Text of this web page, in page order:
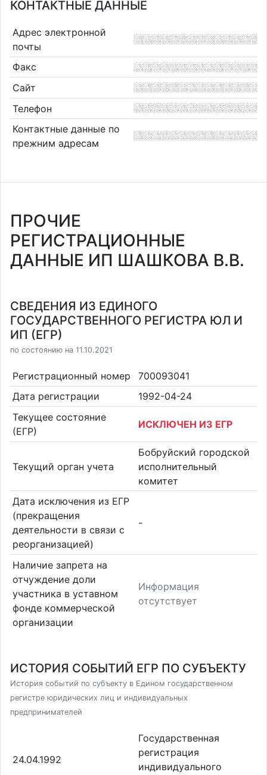
КОНТАКТНЫЕ ДАННЫЕ
Адрес электронной
почты
Факс
Сайт
Телефон
Контактные данные по
прежним адресам
ПРОЧИЕ
РЕГИСТРАЦИОННЫЕ
ДАННЫЕ ИП ШАШКОВА В.В.
СВЕДЕНИЯ ИЗ ЕДИНОГО
ГОСУДАРСТВЕННОГО РЕГИСТРА ЮЛ И
ИП (ЕГР)
по состоянию на 11.10.2021
Регистрационный номер
700093041
Дата регистрации
1992-04-24
Текущее состояние
(ЕГР)
ИСКЛЮЧЕН ИЗ ЕГР
Текущий орган учета
Бобруйский городской
исполнительный
комитет
Дата исключения из ЕГР
(прекращения
деятельности в связи с
реорганизацией)
-
Наличие запрета на
отчуждение доли
участника в уставном
фонде коммерческой
организации
Информация
отсутствует
ИСТОРИЯ СОБЫТИЙ ЕГР ПО СУБЪЕКТУ
История событий по субъекту в Едином государственном
регистре юридических лиц и индивидуальных
предпринимателей
24.04.1992
Государственная
регистрация
индивидуального